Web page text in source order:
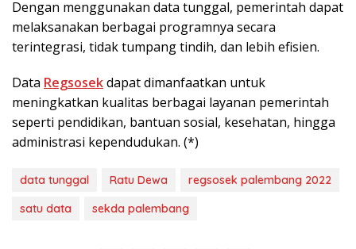
Dengan menggunakan data tunggal, pemerintah dapat
melaksanakan berbagai programnya secara
terintegrasi, tidak tumpang tindih, dan lebih efisien.
Data Regsosekdapat dimanfaatkan untuk
meningkatkan kualitas berbagai layanan pemerintah
seperti pendidikan, bantuan sosial, kesehatan, hingga
administrasi kependudukan. (*)
data tunggal Ratu Dewa
regsosek palembang 2022
satu data
sekda palembang